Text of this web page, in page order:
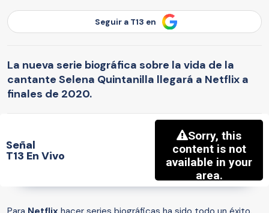
Seguir a T13 en
La nueva serie biográfica sobre la vida de la
cantante Selena Quintanilla llegará a Netflix a
finales de 2020.
Señal
T13 En Vivo